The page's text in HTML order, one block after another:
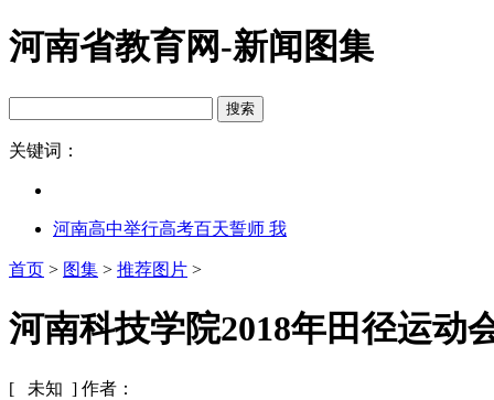
河南省教育网-新闻图集
关键词：
河南高中举行高考百天誓师 我
首页 > 图集 > 推荐图片 >
河南科技学院2018年田径运动
[ 未知 ] 作者：